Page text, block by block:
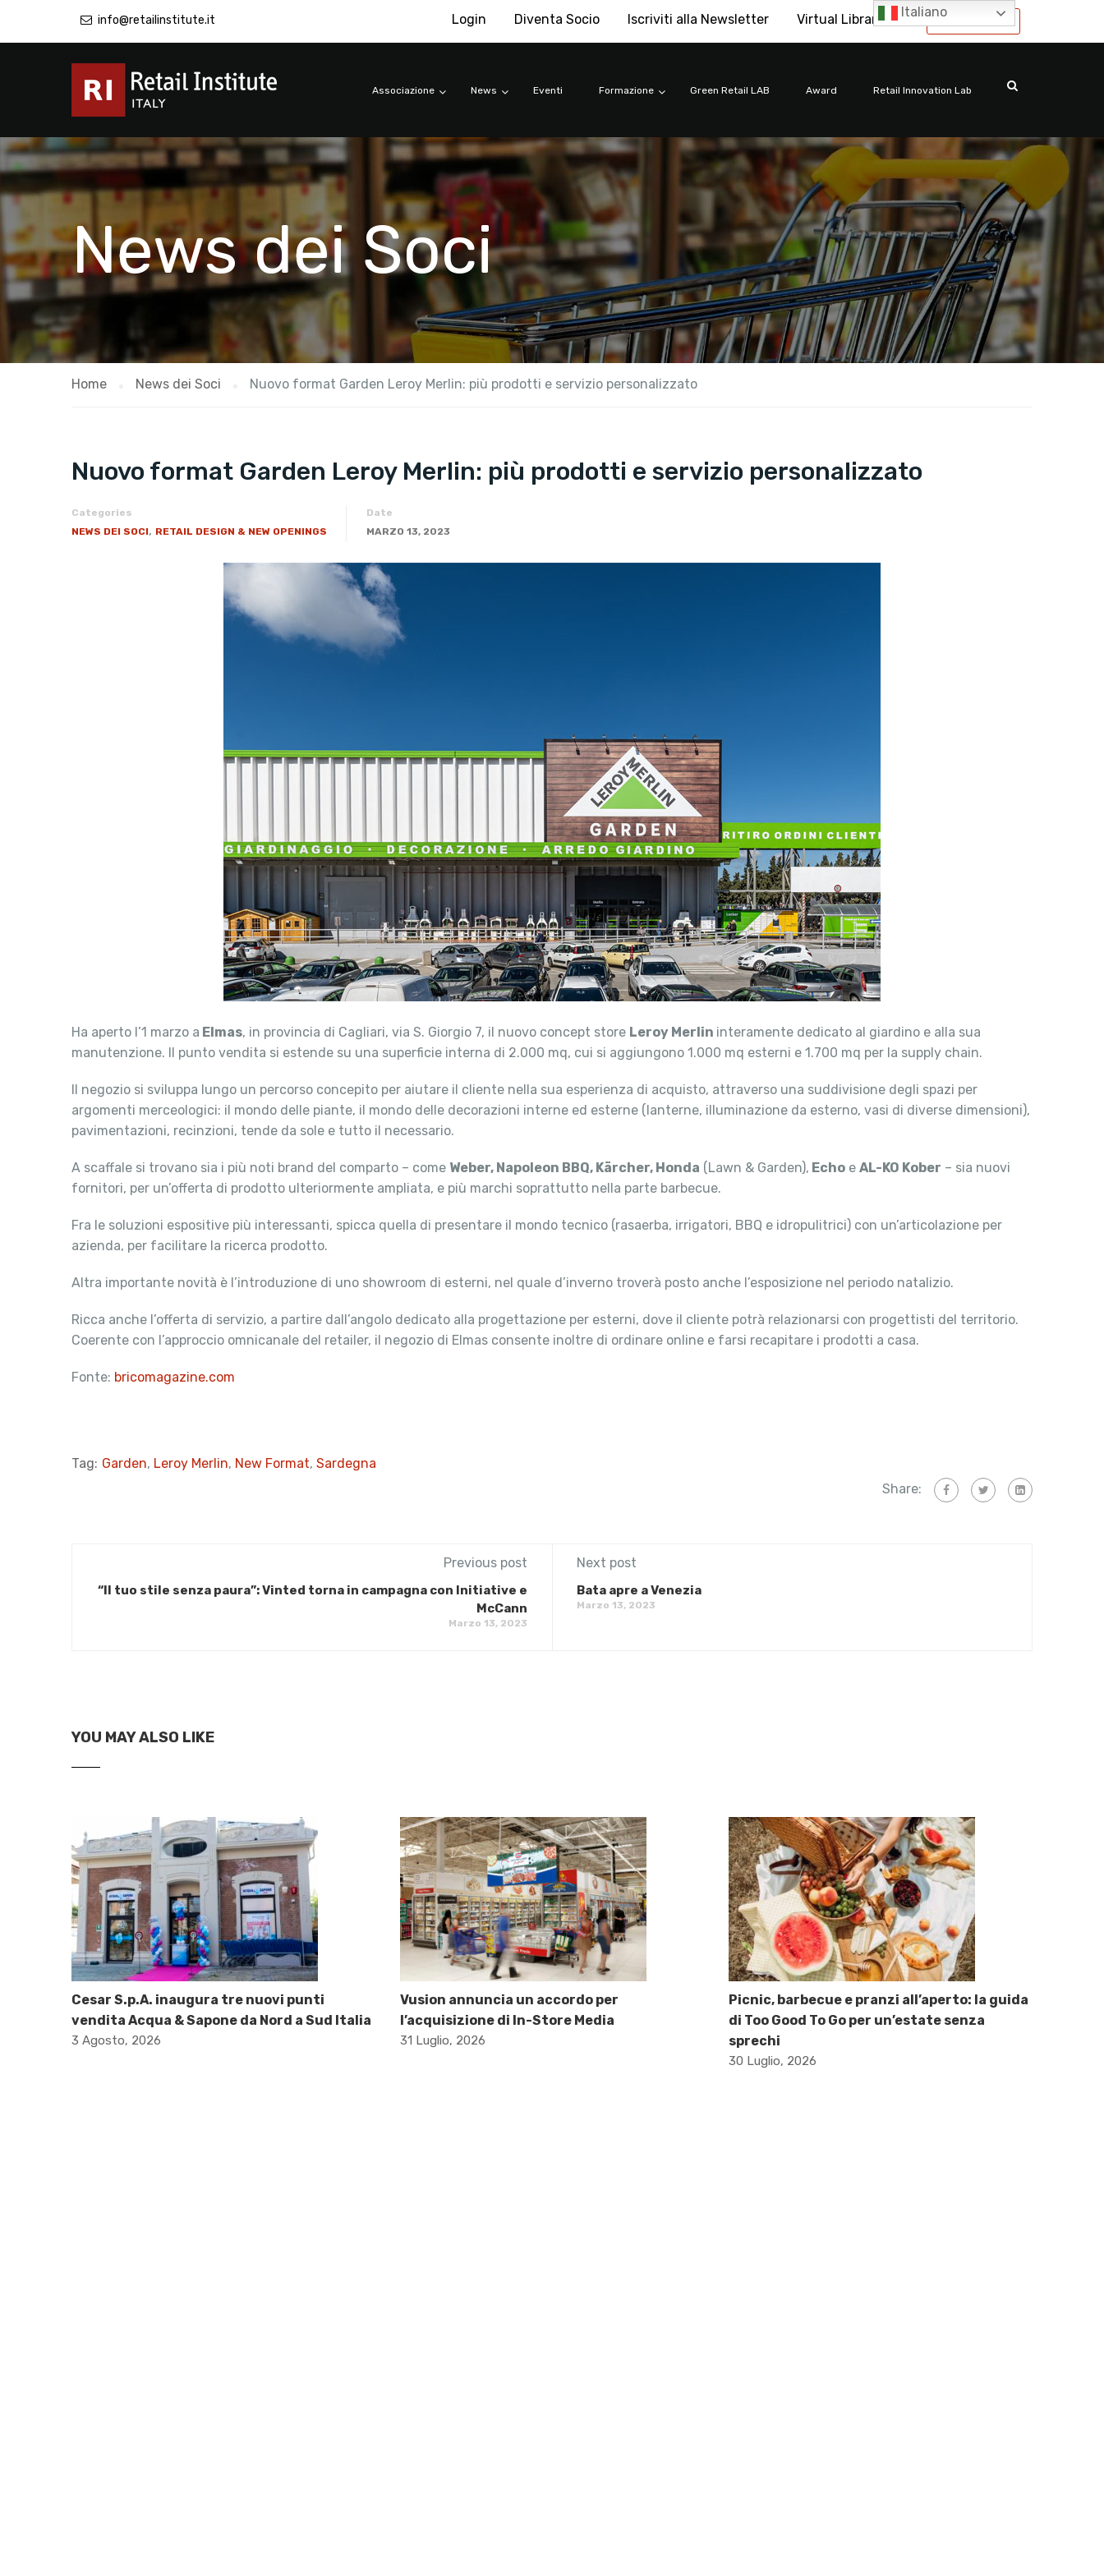
info@retailinstitute.it International
Login Diventa Socio Iscriviti alla Newsletter Virtual Library
Associazione News Eventi Formazione Green Retail LAB Award Retail Innovation Lab
News dei Soci
Home News dei Soci Nuovo format Garden Leroy Merlin: più prodotti e servizio personalizzato
Nuovo format Garden Leroy Merlin: più prodotti e servizio personalizzato
Categories
NEWS DEI SOCI, RETAIL DESIGN & NEW OPENINGS
Date
MARZO 13, 2023
Ha aperto l’1 marzo a Elmas, in provincia di Cagliari, via S. Giorgio 7, il nuovo concept store Leroy Merlin interamente dedicato al giardino e alla sua
manutenzione. Il punto vendita si estende su una superficie interna di 2.000 mq, cui si aggiungono 1.000 mq esterni e 1.700 mq per la supply chain.
Il negozio si sviluppa lungo un percorso concepito per aiutare il cliente nella sua esperienza di acquisto, attraverso una suddivisione degli spazi per
argomenti merceologici: il mondo delle piante, il mondo delle decorazioni interne ed esterne (lanterne, illuminazione da esterno, vasi di diverse dimensioni),
pavimentazioni, recinzioni, tende da sole e tutto il necessario.
A scaffale si trovano sia i più noti brand del comparto – come Weber, Napoleon BBQ, Kärcher, Honda (Lawn & Garden), Echo e AL-KO Kober – sia nuovi
fornitori, per un’offerta di prodotto ulteriormente ampliata, e più marchi soprattutto nella parte barbecue.
Fra le soluzioni espositive più interessanti, spicca quella di presentare il mondo tecnico (rasaerba, irrigatori, BBQ e idropulitrici) con un’articolazione per
azienda, per facilitare la ricerca prodotto.
Altra importante novità è l’introduzione di uno showroom di esterni, nel quale d’inverno troverà posto anche l’esposizione nel periodo natalizio.
Ricca anche l’offerta di servizio, a partire dall’angolo dedicato alla progettazione per esterni, dove il cliente potrà relazionarsi con progettisti del territorio.
Coerente con l’approccio omnicanale del retailer, il negozio di Elmas consente inoltre di ordinare online e farsi recapitare i prodotti a casa.
Fonte: bricomagazine.com
Tag: Garden, Leroy Merlin, New Format, Sardegna
Share:
Previous post
“Il tuo stile senza paura”: Vinted torna in campagna con Initiative e
McCann
Marzo 13, 2023
Next post
Bata apre a Venezia
Marzo 13, 2023
YOU MAY ALSO LIKE
Cesar S.p.A. inaugura tre nuovi punti
vendita Acqua & Sapone da Nord a Sud Italia
3 Agosto, 2026
Vusion annuncia un accordo per
l’acquisizione di In-Store Media
31 Luglio, 2026
Picnic, barbecue e pranzi all’aperto: la guida
di Too Good To Go per un’estate senza
sprechi
30 Luglio, 2026
Italiano